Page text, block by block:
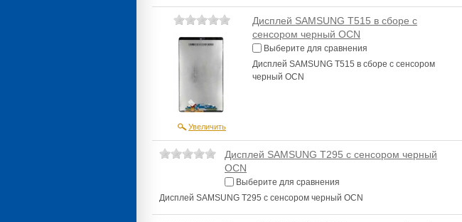
Увеличить
Дисплей SAMSUNG T515 в сборе с
сенсором черный OCN
Выберите для сравнения
Дисплей SAMSUNG T515 в сборе с сенсором
черный OCN
Дисплей SAMSUNG T295 с сенсором черный
OCN
Выберите для сравнения
Дисплей SAMSUNG T295 с сенсором черный OCN